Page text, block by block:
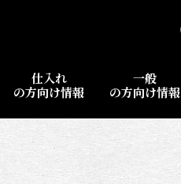
仕入れ
の方向け情報
一般
の方向け情報